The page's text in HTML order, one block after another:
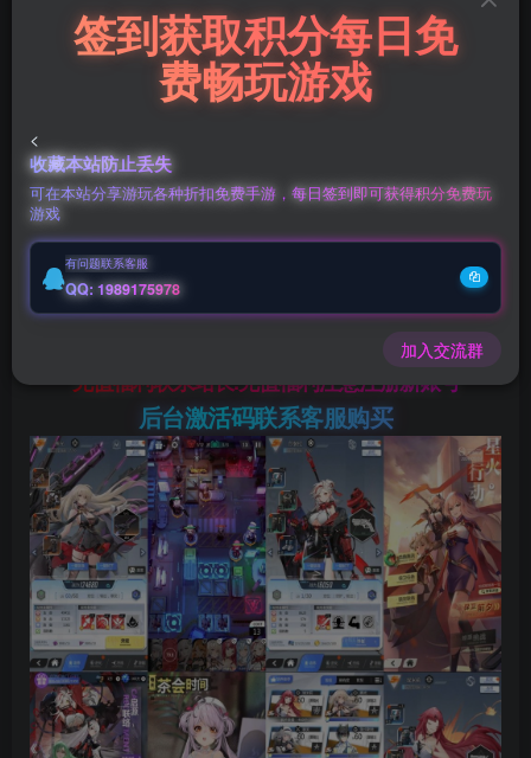
【圣典赋格者】内购
此内容为付费阅读，请付费后查看
100
钻石会员￥
您当前未登录！建议登陆后购买，可保存购买订单
微信客服GMSY997
充值福利联系站长.充值福利注意注册新账号
后台激活码联系客服购买
签到获取积分每日免
费畅玩游戏
<
收藏本站防止丢失
可在本站分享游玩各种折扣免费手游，每日签到即可获得积分免费玩
游戏
有问题联系客服
QQ: 1989175978
加入交流群